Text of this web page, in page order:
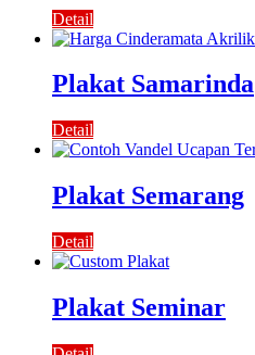
Detail
Plakat Samarinda
Detail
Plakat Semarang
Detail
Plakat Seminar